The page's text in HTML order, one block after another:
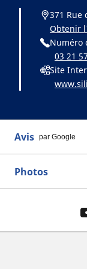
371 Rue
Obtenir
Numéro
03 21
Site
Avis par Google
Photos